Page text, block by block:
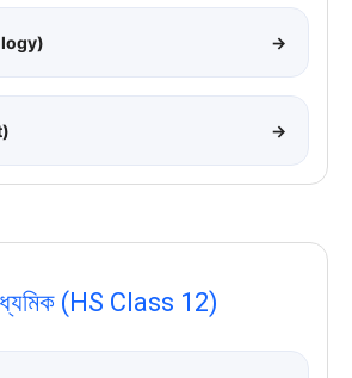
→
→
(HS Class 12)